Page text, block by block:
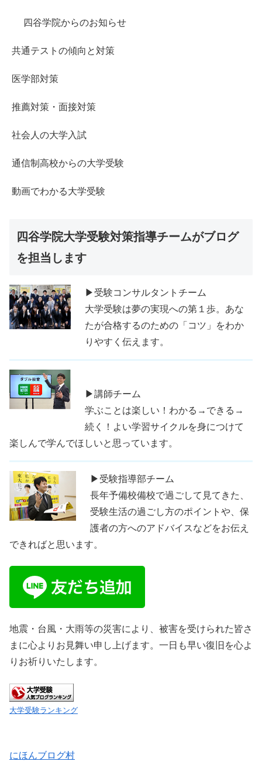
四谷学院からのお知らせ
共通テストの傾向と対策
医学部対策
推薦対策・面接対策
社会人の大学入試
通信制高校からの大学受験
動画でわかる大学受験
四谷学院大学受験対策指導チームがブログ
を担当します
▶受験コンサルタントチーム
大学受験は夢の実現への第１歩。あな
たが合格するのための「コツ」をわか
りやすく伝えます。
▶講師チーム
学ぶことは楽しい！わかる→できる→
続く！よい学習サイクルを身につけて
楽しんで学んでほしいと思っています。
▶受験指導部チーム
長年予備校備校で過ごして見てきた、
受験生活の過ごし方のポイントや、保
護者の方へのアドバイスなどをお伝え
できればと思います。
地震・台風・大雨等の災害により、被害を受けられた皆さ
まに心よりお見舞い申し上げます。一日も早い復旧を心よ
りお祈りいたします。
大学受験ランキング
にほんブログ村